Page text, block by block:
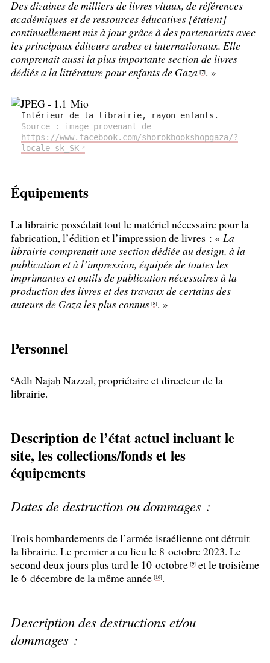
Des dizaines de milliers de livres vitaux, de références
académiques et de ressources éducatives [étaient]
continuellement mis à jour grâce à des partenariats avec
les principaux éditeurs arabes et internationaux. Elle
comprenait aussi la plus importante section de livres
dédiés a la littérature pour enfants de Gaza [7]. »
Intérieur de la librairie, rayon enfants.
Source : image provenant de
https://www.facebook.com/shorokbookshopgaza/?
locale=sk_SK
Équipements
La librairie possédait tout le matériel nécessaire pour la
fabrication, l’édition et l’impression de livres : « La
librairie comprenait une section dédiée au design, à la
publication et à l’impression, équipée de toutes les
imprimantes et outils de publication nécessaires à la
production des livres et des travaux de certains des
auteurs de Gaza les plus connus[8]. »
Personnel
ʿAdlī Najāḥ Nazzāl, propriétaire et directeur de la
librairie.
Description de l’état actuel incluant le
site, les collections/fonds et les
équipements
Dates de destruction ou dommages :
Trois bombardements de l’armée israélienne ont détruit
la librairie. Le premier a eu lieu le 8 octobre 2023. Le
second deux jours plus tard le 10 octobre [9]et le troisième
le 6 décembre de la même année [10].
Description des destructions et/ou
dommages :